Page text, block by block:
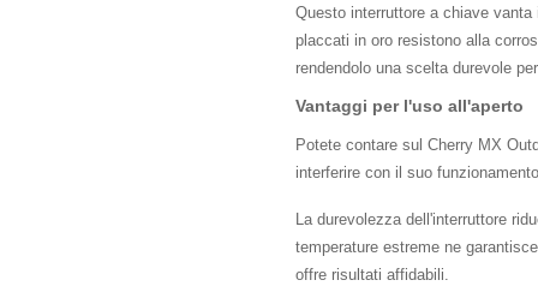
Questo interruttore a chiave
placcati in oro resistono alla
rendendolo una scelta durevole
Vantaggi per l'uso all'aperto
Potete contare sul Cherry MX
interferire con il suo
La durevolezza dell'interruttore
temperature estreme ne
offre risultati affidabili.